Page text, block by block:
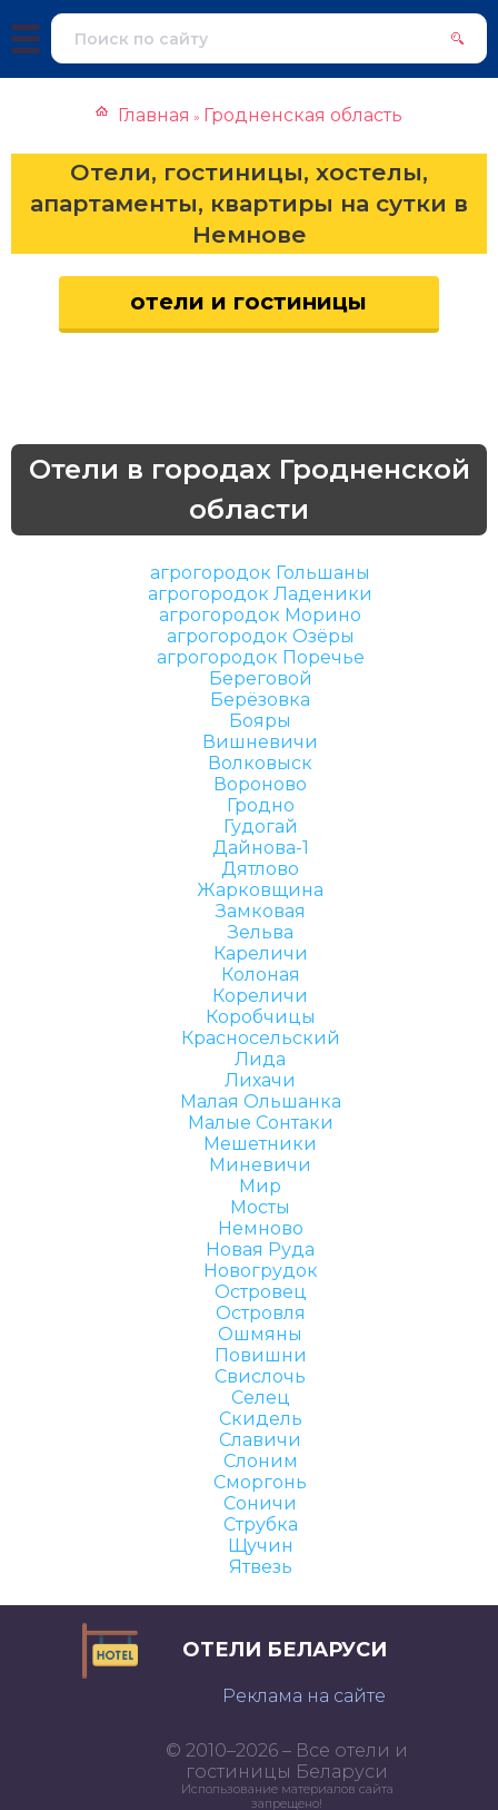
Главная » Гродненская область
Отели, гостиницы, хостелы,
апартаменты, квартиры на сутки в
Немнове
отели и гостиницы
Отели в городах Гродненской
области
агрогородок Гольшаны
агрогородок Ладеники
агрогородок Морино
агрогородок Озёры
агрогородок Поречье
Береговой
Берёзовка
Бояры
Вишневичи
Волковыск
Вороново
Гродно
Гудогай
Дайнова-1
Дятлово
Жарковщина
Замковая
Зельва
Кареличи
Колоная
Кореличи
Коробчицы
Красносельский
Лида
Лихачи
Малая Ольшанка
Малые Сонтаки
Мешетники
Миневичи
Мир
Мосты
Немново
Новая Руда
Новогрудок
Островец
Островля
Ошмяны
Повишни
Свислочь
Селец
Скидель
Славичи
Слоним
Сморгонь
Соничи
Струбка
Щучин
Ятвезь
ОТЕЛИ БЕЛАРУСИ
Реклама на сайте
© 2010–2026 – Все отели и
гостиницы Беларуси
Использование материалов сайта
запрещено!